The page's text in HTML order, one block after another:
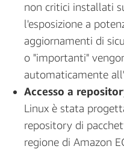
non critici installati
l'esposizione a
aggiornamenti di
o "importanti"
automaticamente
Accesso a
Linux è stata
repository di
regione di Amazon